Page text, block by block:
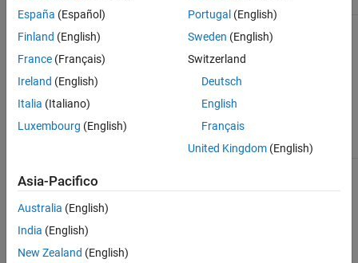
Output Arguments
Dict
Cell array of unique character vectors
specifying the reference sequence
names in the SAM-formatted source
BioIndexedFile object.
See Also
BioIndexedFile
Topics
España (Español)
Finland (English)
France (Français)
Ireland (English)
Italia (Italiano)
Luxembourg (English)
Portugal (English)
Sweden (English)
Switzerland
Deutsch
English
Français
United Kingdom(English)
Asia-Pacifico
Australia (English)
India (English)
New Zealand (English)